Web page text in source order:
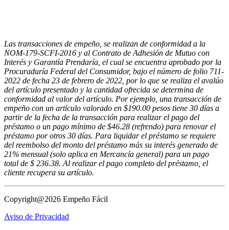
Las transacciones de empeño, se realizan de conformidad a la
NOM-179-SCFI-2016 y al Contrato de Adhesión de Mutuo con
Interés y Garantía Prendaría, el cual se encuentra aprobado por la
Procuraduría Federal del Consumidor, bajo el número de folio 711-
2022 de fecha 23 de febrero de 2022, por lo que se realiza el avalúo
del artículo presentado y la cantidad ofrecida se determina de
conformidad al valor del artículo. Por ejemplo, una transacción de
empeño con un artículo valorado en $190.00 pesos tiene 30 días a
partir de la fecha de la transacción para realizar el pago del
préstamo o un pago mínimo de $46.28 (refrendo) para renovar el
préstamo por otros 30 días. Para liquidar el préstamo se requiere
del reembolso del monto del préstamo más su interés generado de
21% mensual (solo aplica en Mercancía general) para un pago
total de $ 236.38. Al realizar el pago completo del préstamo, el
cliente recupera su artículo.
Copyright@2026 Empeño Fácil
Aviso de Privacidad